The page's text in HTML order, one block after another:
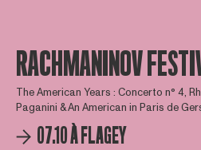
RACHMANINOV
The American Years : Concerto n° 4,
Paganini & An American in Paris de
07.10 À FLAGEY